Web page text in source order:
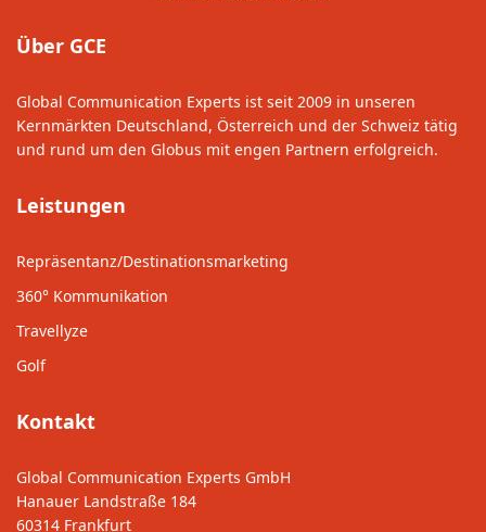
Über GCE
Global Communication Experts ist seit 2009 in unseren
Kernmärkten Deutschland, Österreich und der Schweiz tätig
und rund um den Globus mit engen Partnern erfolgreich.
Leistungen
Repräsentanz/Destinationsmarketing
360° Kommunikation
Travellyze
Golf
Kontakt
Global Communication Experts GmbH
Hanauer Landstraße 184
60314 Frankfurt